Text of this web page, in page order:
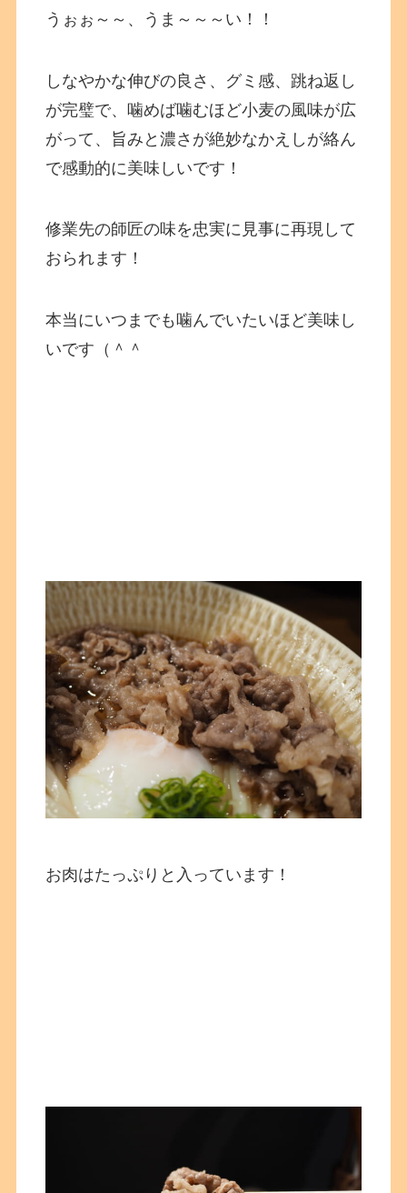
うぉぉ～～、うま～～～い！！
しなやかな伸びの良さ、グミ感、跳ね返し
が完璧で、噛めば噛むほど小麦の風味が広
がって、旨みと濃さが絶妙なかえしが絡ん
で感動的に美味しいです！
修業先の師匠の味を忠実に見事に再現して
おられます！
本当にいつまでも噛んでいたいほど美味し
いです（＾＾
お肉はたっぷりと入っています！